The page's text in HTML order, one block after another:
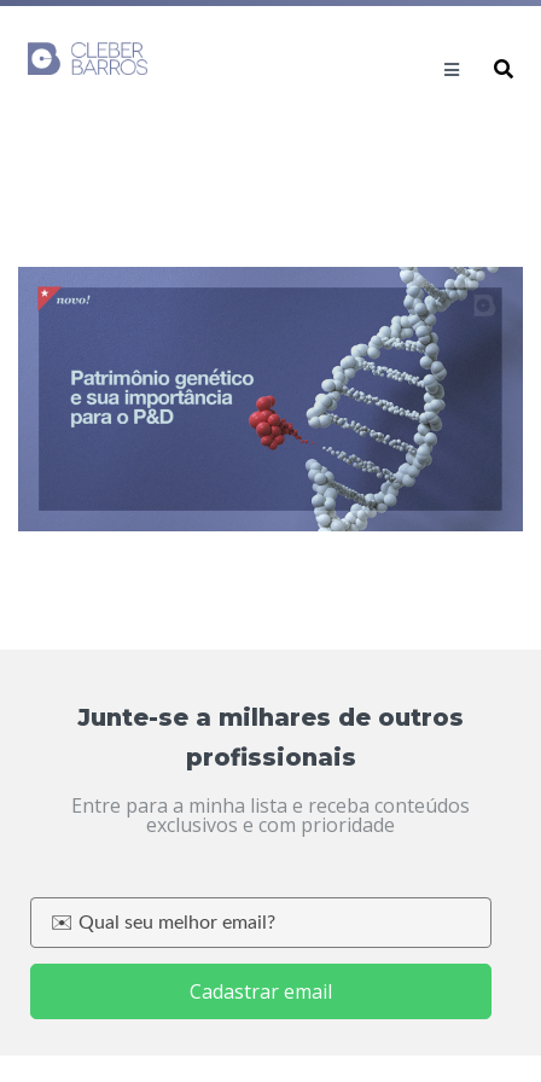
Junte-se a milhares de outros
profissionais
Entre para a minha lista e receba conteúdos
exclusivos e com prioridade
Cadastrar email